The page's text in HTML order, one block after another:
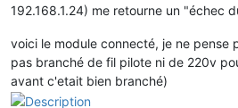
192.168.1.24) me retourne un "échec
voici le module connecté, je ne pense
pas branché de fil pilote ni de 220v
avant c'etait bien branché)